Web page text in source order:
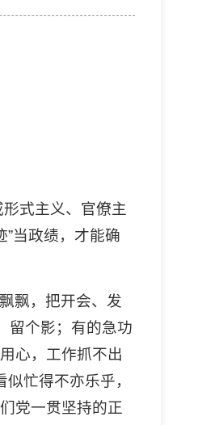
式主义、官僚主
”当政绩，才能确
飘，把开会、发
留个影；有的急功
心，工作抓不出
忙得不亦乐乎，
党一贯坚持的正